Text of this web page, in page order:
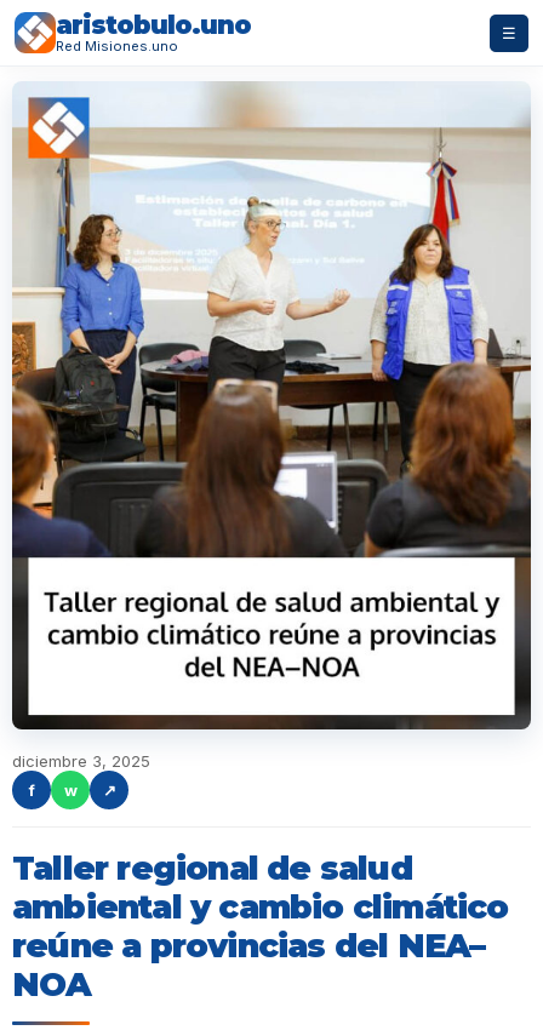
aristobulo.uno
Red Misiones.uno
☰
diciembre 3, 2025
f
w ↗
Taller regional de salud
ambiental y cambio climático
reúne a provincias del NEA–
NOA